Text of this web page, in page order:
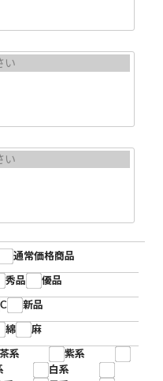
通常価格商品
秀品 優品
C 新品
綿 麻
茶系
紫系
白系